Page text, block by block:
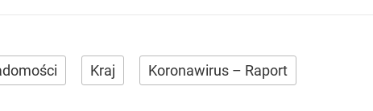
Kraj Koronawirus – Raport